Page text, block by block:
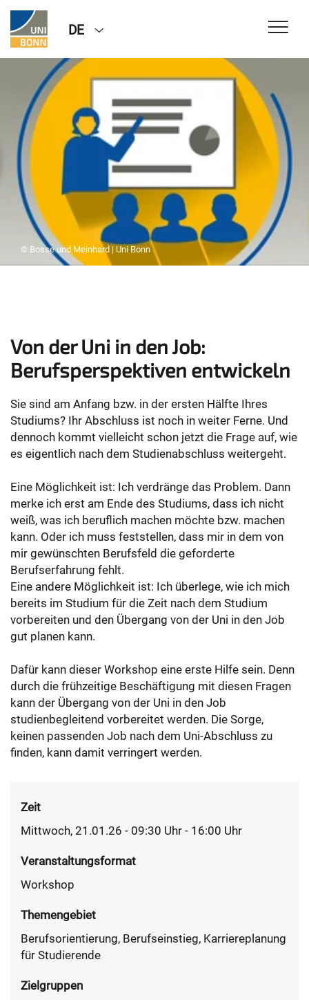
DE
© Bosse und Meinhard | Uni Bonn
Von der Uni in den Job:
Berufsperspektiven entwickeln
Sie sind am Anfang bzw. in der ersten Hälfte Ihres
Studiums? Ihr Abschluss ist noch in weiter Ferne. Und
dennoch kommt vielleicht schon jetzt die Frage auf, wie
es eigentlich nach dem Studienabschluss weitergeht.
Eine Möglichkeit ist: Ich verdränge das Problem. Dann
merke ich erst am Ende des Studiums, dass ich nicht
weiß, was ich beruflich machen möchte bzw. machen
kann. Oder ich muss feststellen, dass mir in dem von
mir gewünschten Berufsfeld die geforderte
Berufserfahrung fehlt.
Eine andere Möglichkeit ist: Ich überlege, wie ich mich
bereits im Studium für die Zeit nach dem Studium
vorbereiten und den Übergang von der Uni in den Job
gut planen kann.
Dafür kann dieser Workshop eine erste Hilfe sein. Denn
durch die frühzeitige Beschäftigung mit diesen Fragen
kann der Übergang von der Uni in den Job
studienbegleitend vorbereitet werden. Die Sorge,
keinen passenden Job nach dem Uni-Abschluss zu
finden, kann damit verringert werden.
Zeit
Mittwoch, 21.01.26 - 09:30 Uhr - 16:00 Uhr
Veranstaltungsformat
Workshop
Themengebiet
Berufsorientierung, Berufseinstieg, Karriereplanung
für Studierende
Zielgruppen